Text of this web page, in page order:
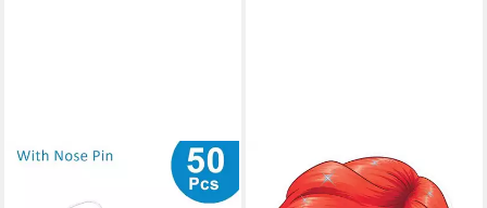
Verkleidungsmaske Disney -
Masken - Arielle Maske